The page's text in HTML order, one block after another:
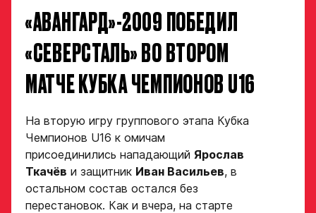
«АВАНГАРД»-2009 ПОБЕДИЛ
«СЕВЕРСТАЛЬ» ВО ВТОРОМ
МАТЧЕ КУБКА ЧЕМПИОНОВ U16
На вторую игру группового этапа Кубка
Чемпионов U16 к омичам
присоединились нападающий Ярослав
Ткачёв и защитник Иван Васильев, в
остальном состав остался без
перестановок. Как и вчера, на старте